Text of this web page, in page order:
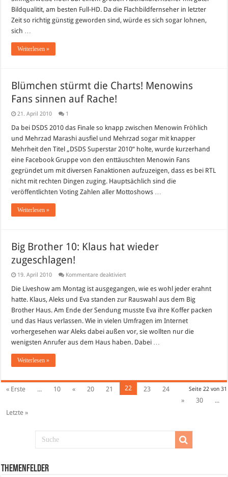
LIVE
nur
auf
Bildqualitit, am besten Full-HD. Da die Flachbildfernseher in letzter
Zeit so richtig günstig geworden sind, würde es sich sogar lohnen,
sich …
Weiterlesen »
Blümchen stürmt die Charts! Menowins
Fans sinnen auf Rache!
21. April 2010 1
Da bei DSDS 2010 das Finale so knapp zwischen Menowin Fröhlich
und Mehrzad Marashi ausfiel und Mehrzad sogar mit knapper
Mehrheit den Titel „DSDS Superstar 2010“ holte, wurde kurzerhand
eine Facebook Gruppe von den enttäuschten Menowin Fans
gegründet um mit diversen Fanaktionen aufzuzeigen, dass es bei RTL
nicht mit rechten Dingen zuging. Hauptsächlich sind die
veröffentlichten Voting Zahlen aller Mottoshows …
Weiterlesen »
Big Brother 10: Klaus hat wieder
zugeschlagen!
19. April 2010 Kommentare deaktiviertfür
Brother
10:
Klaus
hat
wieder
zugeschlagen!
Die Liveshow am Montag ist ausgegangen, wie es wohl jeder erahnt
hatte. Klaus, Aleks und Eva standen zur Rauswahl aus dem Big
Brother Haus. Am Ende der Sendung musste Eva ihre Koffer packen
und das Haus verlassen. Wie in vielen Umfragen im Internet
vorhergesehen war Aleks dabei außen vor, sie wollten nur die
wenigsten Anrufer aus dem Haus haben. Dabei …
Weiterlesen »
Seite 22 von 31
« Erste ... 10 « 20 21 22 23
24
»
30
...
Letzte »
Themenfelder